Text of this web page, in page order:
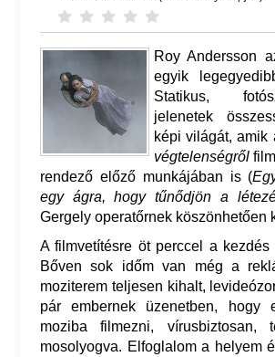
Roy Andersson
egyik
Statikus,
jelenetek
képi világát, amik
végtelenségről
rendező előző munkájában is (
egy ágra, hogy tűnődjön a
Gergely operatőrnek köszönhetően
A filmvetítésre öt perccel a kezdés
Bőven sok időm van még a
moziterem teljesen kihalt,
pár embernek üzenetben, hogy
moziba filmezni, vírusbiztosan,
mosolyogva. Elfoglalom a helyem